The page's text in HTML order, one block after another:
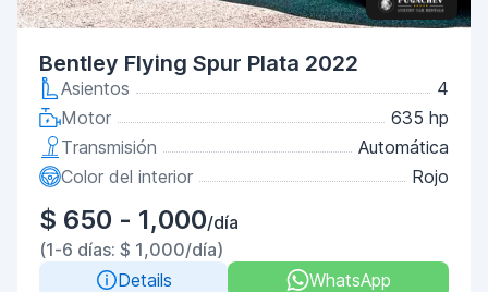
Bentley Flying Spur Plata 2022
Asientos
4
Motor
635 hp
Transmisión
Automática
Color del interior
Rojo
$ 650 - 1,000/día
(1-6 días: $ 1,000/día)
Details
WhatsApp